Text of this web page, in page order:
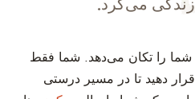
می‌کرد.
را تکان می‌دهد. شما فقط
دهید تا در مسیر درستی